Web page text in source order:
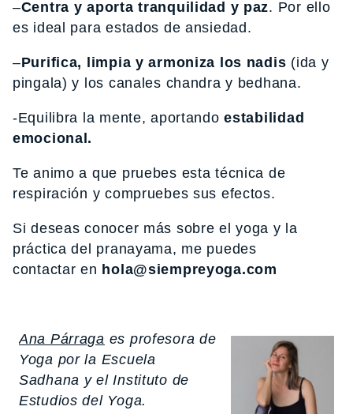
–Centra y aporta tranquilidad y paz. Por ello
es ideal para estados de ansiedad.
–Purifica, limpia y armoniza los nadis (ida y
pingala) y los canales chandra y bedhana.
-Equilibra la mente, aportandoestabilidad
emocional.
Te animo a que pruebes esta técnica de
respiración y compruebes sus efectos.
Si deseas conocer más sobre el yoga y la
práctica del pranayama, me puedes
contactar en hola@siempreyoga.com
Ana Párraga es profesora de
Yoga por la Escuela
Sadhana y el Instituto de
Estudios del Yoga.